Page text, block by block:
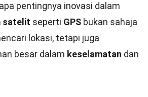
pentingnya inovasi dalam
satelit seperti GPS bukan sahaja
lokasi, tetapi juga
besar dalam keselamatan dan